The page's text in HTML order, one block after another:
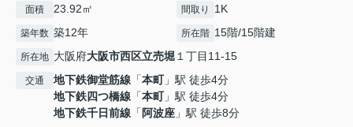
面積 23.92㎡ 間取り 1K
築年数 築12年 所在階 15階/15階建
所在地 大阪府大阪市西区立売堀１丁目11-15
交通 地下鉄御堂筋線 「本町」駅 徒歩4分
地下鉄四つ橋線 「本町」駅 徒歩4分
地下鉄千日前線 「 阿波座 」駅 徒歩8分